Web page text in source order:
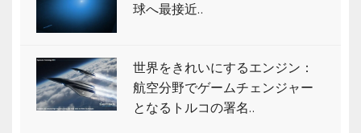
球へ最接近..
世界をきれいにするエンジン：
航空分野でゲームチェンジャー
となるトルコの署名..